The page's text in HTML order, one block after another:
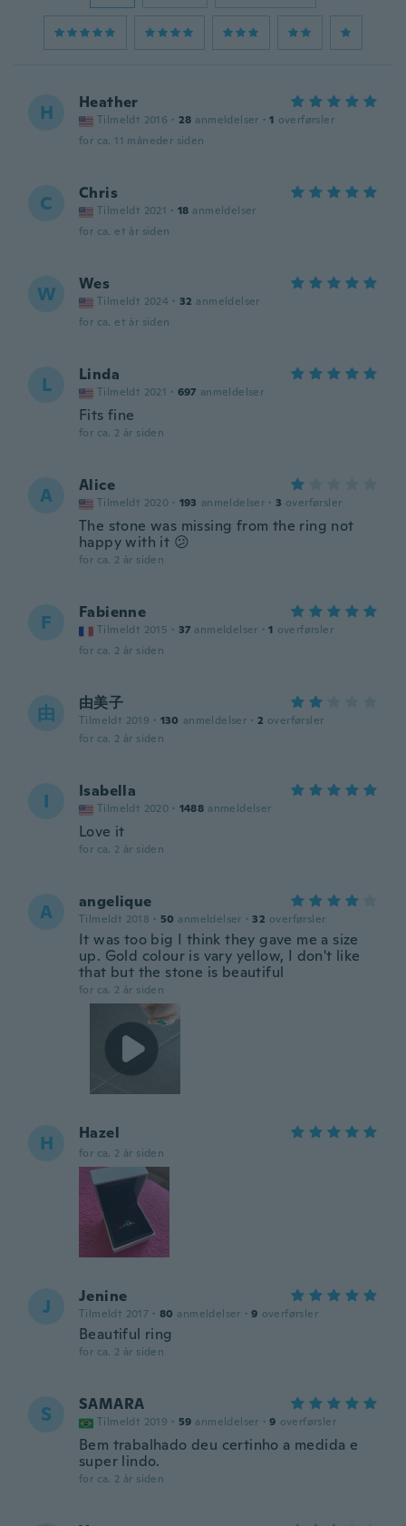
H Heather
Tilmeldt 2016 · 28 anmeldelser · 1 overførsler
for ca. 11 måneder siden
C Chris
Tilmeldt 2021 · 18 anmeldelser
for ca. et år siden
W Wes
Tilmeldt 2024 · 32 anmeldelser
for ca. et år siden
L Linda
Tilmeldt 2021 · 697 anmeldelser
Fits fine
for ca. 2 år siden
A Alice
Tilmeldt 2020 · 193 anmeldelser · 3 overførsler
The stone was missing from the ring not
happy with it 😕
for ca. 2 år siden
F Fabienne
Tilmeldt 2015 · 37 anmeldelser · 1 overførsler
for ca. 2 år siden
由 由美子
Tilmeldt 2019 · 130 anmeldelser · 2 overførsler
for ca. 2 år siden
I Isabella
Tilmeldt 2020 · 1488 anmeldelser
Love it
for ca. 2 år siden
A angelique
Tilmeldt 2018 · 50 anmeldelser · 32 overførsler
It was too big I think they gave me a size
up. Gold colour is vary yellow, I don't like
that but the stone is beautiful
for ca. 2 år siden
H Hazel
for ca. 2 år siden
J Jenine
Tilmeldt 2017 · 80 anmeldelser · 9 overførsler
Beautiful ring
for ca. 2 år siden
S SAMARA
Tilmeldt 2019 · 59 anmeldelser · 9 overførsler
Bem trabalhado deu certinho a medida e
super lindo.
for ca. 2 år siden